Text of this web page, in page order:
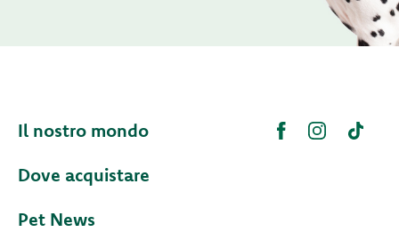
Il nostro mondo
Dove acquistare
Pet News